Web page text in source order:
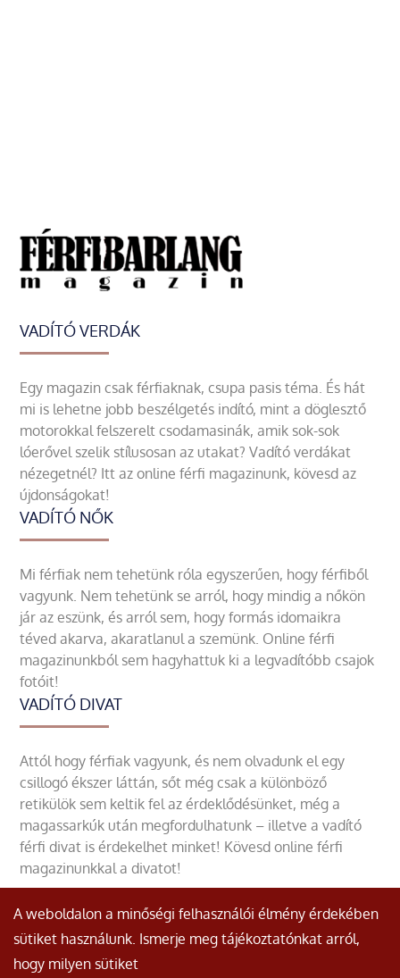
VADÍTÓ VERDÁK
Egy magazin csak férfiaknak, csupa pasis téma. És hát
mi is lehetne jobb beszélgetés indító, mint a döglesztő
motorokkal felszerelt csodamasinák, amik sok-sok
lóerővel szelik stílusosan az utakat? Vadító verdákat
nézegetnél? Itt az online férfi magazinunk, kövesd az
újdonságokat!
VADÍTÓ NŐK
Mi férfiak nem tehetünk róla egyszerűen, hogy férfiből
vagyunk. Nem tehetünk se arról, hogy mindig a nőkön
jár az eszünk, és arról sem, hogy formás idomaikra
téved akarva, akaratlanul a szemünk. Online férfi
magazinunkból sem hagyhattuk ki a legvadítóbb csajok
fotóit!
VADÍTÓ DIVAT
Attól hogy férfiak vagyunk, és nem olvadunk el egy
csillogó ékszer láttán, sőt még csak a különböző
retikülök sem keltik fel az érdeklődésünket, még a
magassarkúk után megfordulhatunk – illetve a vadító
férfi divat is érdekelhet minket! Kövesd online férfi
magazinunkkal a divatot!
© Minden jog fenntartva.
A weboldalon a minőségi felhasználói élmény érdekében
sütiket használunk. Ismerje meg tájékoztatónkat arról,
hogy milyen sütiket